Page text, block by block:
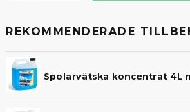
REKOMMENDERADE
Spolarvätska koncentrat 4L